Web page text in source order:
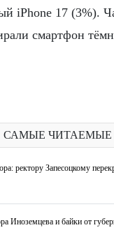
iPhone 17 (3%).
смартфон
САМЫЕ ЧИТАЕМЫЕ
ректору Запесоцкому
Иноземцева и байки от